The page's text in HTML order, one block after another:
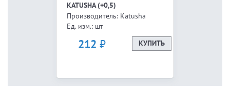
KATUSHA (+0,5)
Производитель: Katusha
Ед. изм.: шт
212 ₽ КУПИТЬ